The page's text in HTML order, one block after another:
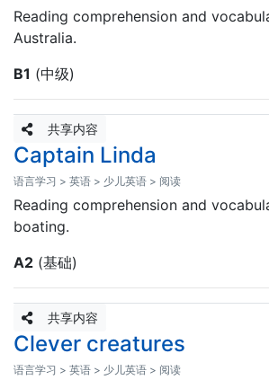
Reading comprehension and
Australia.
B1 (中级)
共享内容
Captain Linda
语言学习 > 英语 > 少儿英语 > 阅读
Reading comprehension and
boating.
A2 (基础)
共享内容
Clever creatures
语言学习 > 英语 > 少儿英语 > 阅读